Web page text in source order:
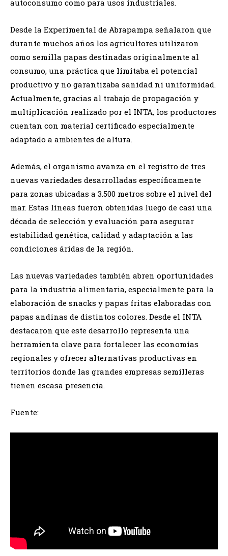
autoconsumo como para usos industriales.
Desde la Experimental de Abrapampa señalaron que
durante muchos años los agricultores utilizaron
como semilla papas destinadas originalmente al
consumo, una práctica que limitaba el potencial
productivo y no garantizaba sanidad ni uniformidad.
Actualmente, gracias al trabajo de propagación y
multiplicación realizado por el INTA, los productores
cuentan con material certificado especialmente
adaptado a ambientes de altura.
Además, el organismo avanza en el registro de tres
nuevas variedades desarrolladas específicamente
para zonas ubicadas a 3.500 metros sobre el nivel del
mar. Estas líneas fueron obtenidas luego de casi una
década de selección y evaluación para asegurar
estabilidad genética, calidad y adaptación a las
condiciones áridas de la región.
Las nuevas variedades también abren oportunidades
para la industria alimentaria, especialmente para la
elaboración de snacks y papas fritas elaboradas con
papas andinas de distintos colores. Desde el INTA
destacaron que este desarrollo representa una
herramienta clave para fortalecer las economías
regionales y ofrecer alternativas productivas en
territorios donde las grandes empresas semilleras
tienen escasa presencia.
Fuente: